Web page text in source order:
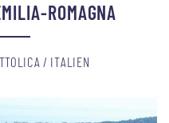
ROMAGNA
/ ITALIEN